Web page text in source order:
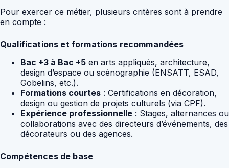
Pour exercer ce métier, plusieurs critères sont à prendre
en compte :
Qualifications et formations recommandées
Bac +3 à Bac +5 en arts appliqués, architecture,
design d’espace ou scénographie (ENSATT, ESAD,
Gobelins, etc.).
Formations courtes : Certifications en décoration,
design ou gestion de projets culturels (via CPF).
Expérience professionnelle : Stages, alternances ou
collaborations avec des directeurs d’événements, des
décorateurs ou des agences.
Compétences de base